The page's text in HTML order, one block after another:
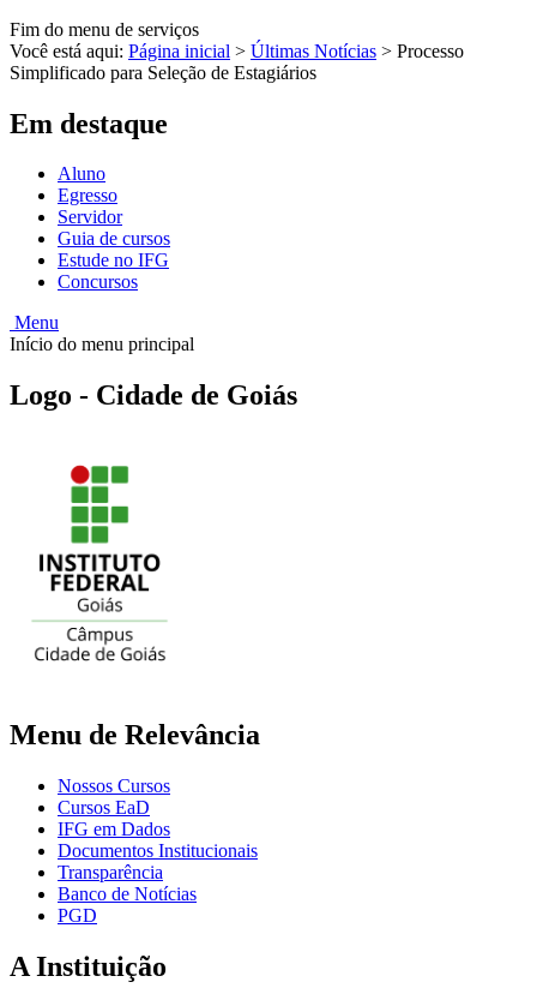
Fim do menu de serviços
Você está aqui: Página inicial > Últimas Notícias > Processo
Simplificado para Seleção de Estagiários
Em destaque
Aluno
Egresso
Servidor
Guia de cursos
Estude no IFG
Concursos
Menu
Início do menu principal
Logo - Cidade de Goiás
Menu de Relevância
Nossos Cursos
Cursos EaD
IFG em Dados
Documentos Institucionais
Transparência
Banco de Notícias
PGD
A Instituição